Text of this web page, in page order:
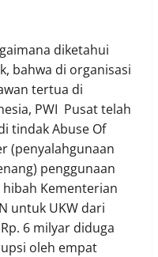
diketahui
bahwa di organisasi
tertua di
PWI Pusat telah
tindak Abuse Of
(penyalahgunaan
penggunaan
hibah Kementerian
untuk UKW dari
6 milyar diduga
oleh empat